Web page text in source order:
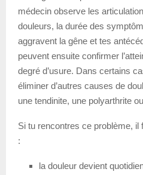
médecin observe les
douleurs, la durée des
aggravent la gêne et tes
peuvent ensuite confirmer
degré d’usure. Dans certains
éliminer d’autres causes de
une tendinite, une polyarthrite
Si tu rencontres ce problème,
:
la douleur devient